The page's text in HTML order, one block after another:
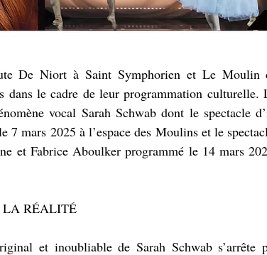
De Niort à Saint Symphorien et Le
dans le cadre de leur programmation culturelle.
vocal Sarah Schwab dont le spectacle
7 mars 2025 à l’espace des Moulins et le
et Fabrice Aboulker programmé le 14 mars
LA RÉALITÉ
et inoubliable de Sarah Schwab s’arrête